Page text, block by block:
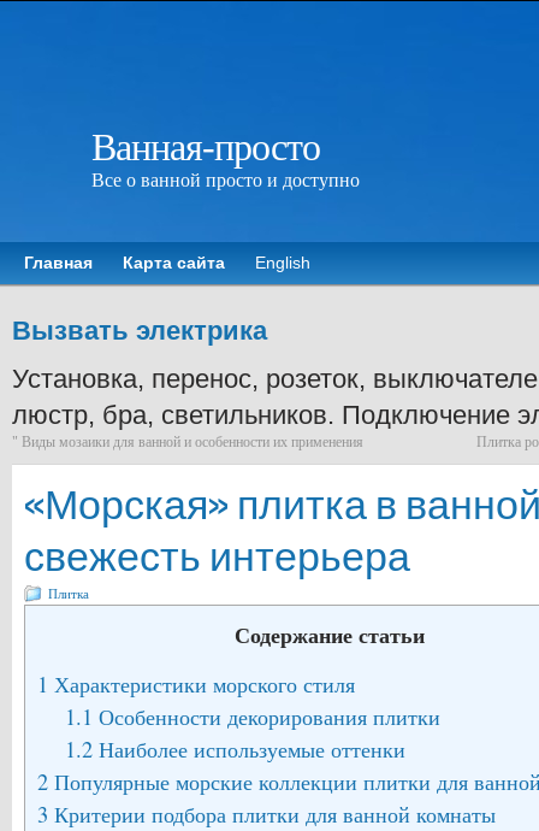
Ванная-просто
Все о ванной просто и доступно
Главная Карта сайта English
Вызвать электрика
Установка, перенос, розеток,
люстр, бра, светильников. Подключение
" Виды мозаики для ванной и особенности их применения Плитка
«Морская» плитка в
свежесть интерьера
Плитка
Содержание статьи
1 Характеристики морского стиля
1.1 Особенности декорирования плитки
1.2Наиболее используемые оттенки
2 Популярные морские коллекции плитки для
3 Критерии подбора плитки для ванной комнаты